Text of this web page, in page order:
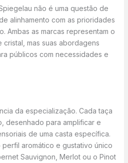
não é uma questão de
alinhamento com as prioridades
Ambas as marcas representam o
mas suas abordagens
públicos com necessidades e
da especialização. Cada taça
desenhado para amplificar e
de uma casta específica.
aromático e gustativo único
Sauvignon, Merlot ou o Pinot